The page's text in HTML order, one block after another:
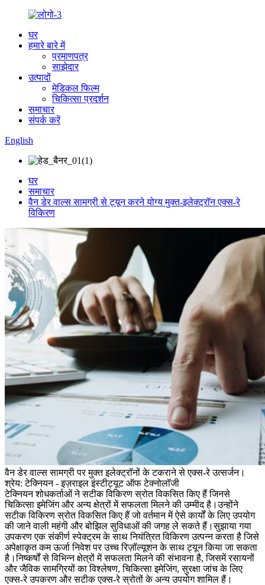
घर
हमारे बारे में
प्रमाणपत्र
साझेदार
उत्पादों
मेडिकल फिल्म
चिकित्सा प्रदर्शन
समाचार
संपर्क करें
English
घर
समाचार
वैन डेर वाल्स सामग्री से ट्यून करने योग्य मुक्त-इलेक्ट्रॉन एक्स-रे
विकिरण
वैन डेर वाल्स सामग्री पर मुक्त इलेक्ट्रॉनों के टकराने से एक्स-रे उत्सर्जन।
श्रेय: टेक्नियन - इज़राइल इंस्टीट्यूट ऑफ टेक्नोलॉजी
टेक्नियन शोधकर्ताओं ने सटीक विकिरण स्रोत विकसित किए हैं जिनसे
चिकित्सा इमेजिंग और अन्य क्षेत्रों में सफलता मिलने की उम्मीद है।उन्होंने
सटीक विकिरण स्रोत विकसित किए हैं जो वर्तमान में ऐसे कार्यों के लिए उपयोग
की जाने वाली महंगी और बोझिल सुविधाओं की जगह ले सकते हैं।सुझाया गया
उपकरण एक संकीर्ण स्पेक्ट्रम के साथ नियंत्रित विकिरण उत्पन्न करता है जिसे
अपेक्षाकृत कम ऊर्जा निवेश पर उच्च रिज़ॉल्यूशन के साथ ट्यून किया जा सकता
है।निष्कर्षों से विभिन्न क्षेत्रों में सफलता मिलने की संभावना है, जिसमें रसायनों
और जैविक सामग्रियों का विश्लेषण, चिकित्सा इमेजिंग, सुरक्षा जांच के लिए
एक्स-रे उपकरण और सटीक एक्स-रे स्रोतों के अन्य उपयोग शामिल हैं।